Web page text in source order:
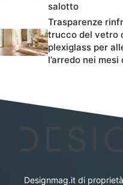
salotto
Trasparenze
trucco del vetro
plexiglass per
l’arredo nei mesi
Designmag.it di